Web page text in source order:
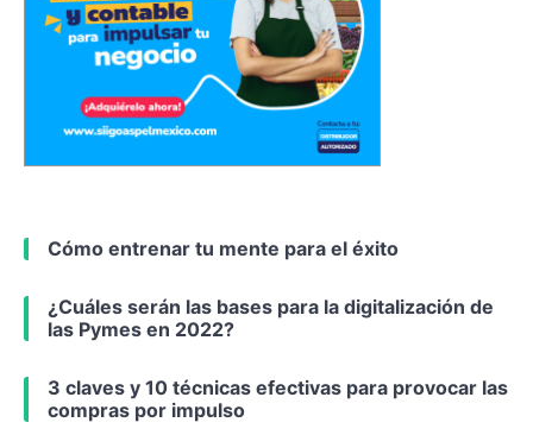
Cómo entrenar tu mente para el éxito
¿Cuáles serán las bases para la digitalización de
las Pymes en 2022?
3 claves y 10 técnicas efectivas para provocar las
compras por impulso